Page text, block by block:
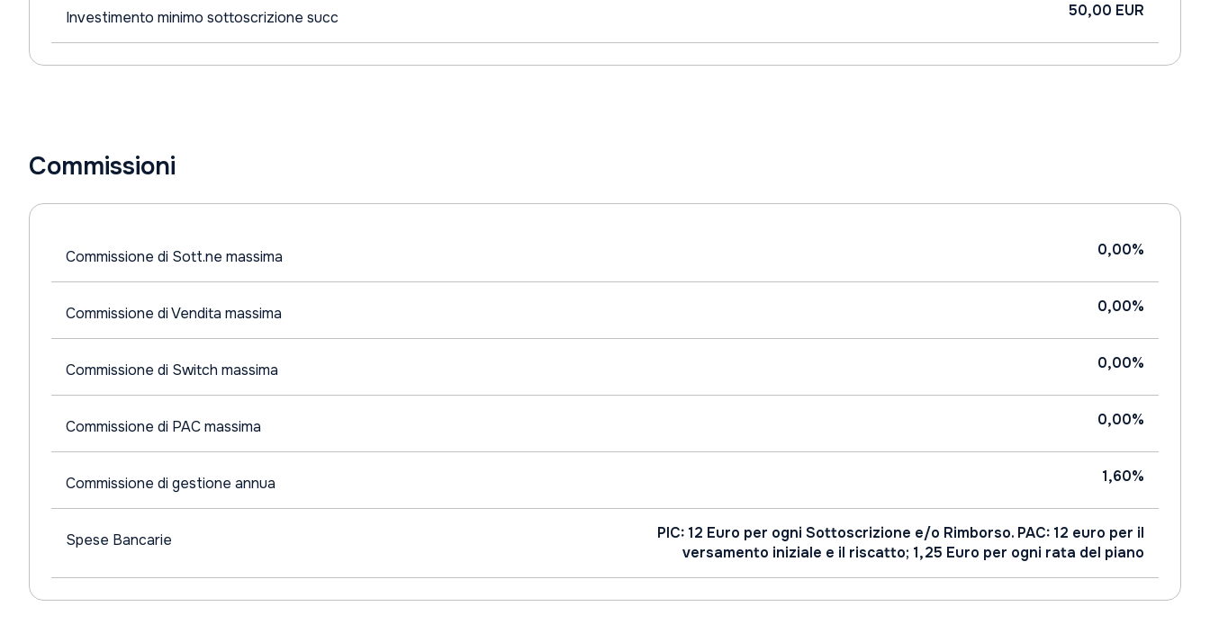
Investimento minimo sottoscrizione succ 50,00 EUR
Commissioni
Commissione di Sott.ne massima 0,00%
Commissione di Vendita massima 0,00%
Commissione di Switch massima 0,00%
Commissione di PAC massima 0,00%
Commissione di gestione annua 1,60%
Spese Bancarie
PIC: 12 Euro per ogni Sottoscrizione e/o Rimborso. PAC: 12 euro per il
versamento iniziale e il riscatto; 1,25 Euro per ogni rata del piano